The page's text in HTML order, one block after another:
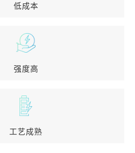
低成本
低成本
强度高
强度高
工艺成熟